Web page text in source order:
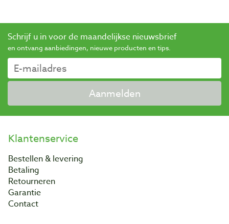
Schrijf u in voor de maandelijkse nieuwsbrief
en ontvang aanbiedingen, nieuwe producten en tips.
Aanmelden
Klantenservice
Bestellen & levering
Betaling
Retourneren
Garantie
Contact